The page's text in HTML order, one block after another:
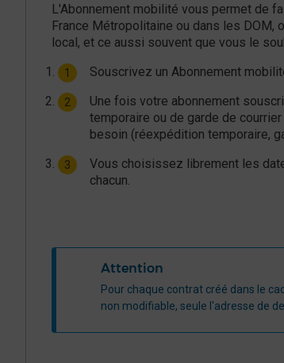
L'Abonnement mobilité vous permet de
France Métropolitaine ou dans les DOM,
local, et ce aussi souvent que vous le
Souscrivez un Abonnement
Une fois votre abonnement
temporaire ou de garde de
besoin (réexpédition temporaire,
Vous choisissez librement les
chacun.
Attention
​​​Pour chaque contrat créé dans le
non modifiable, seule l'adresse de